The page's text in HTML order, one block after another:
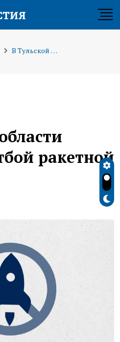
В Тульской области объявлен отбой ракетной опасности
ракетной